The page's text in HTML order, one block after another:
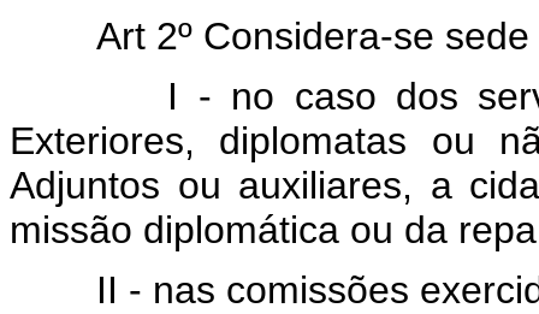
Art 2º Considera-se
I - no caso dos
Exteriores, diplomatas ou
Adjuntos ou auxiliares, a
missão diplomática ou da
II - nas comissões